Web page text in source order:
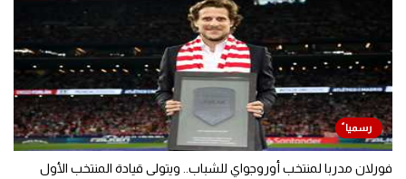
فورلان مدربا لمنتخب أوروجواي للشباب.. ويتولى قيادة المنتخب الأول